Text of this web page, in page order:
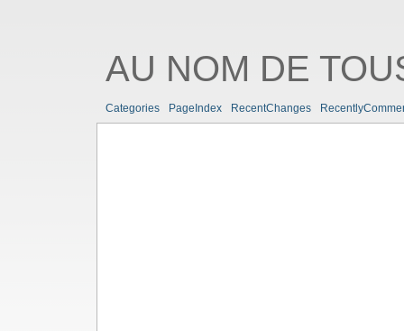
AU NOM DE
Categories PageIndex RecentChanges